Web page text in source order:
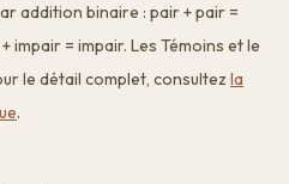
addition binaire : pair + pair =
impair = impair. Les Témoins et le
le détail complet, consultez la
.